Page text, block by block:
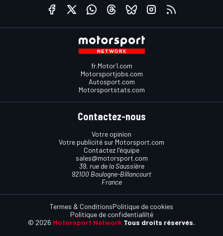
fr.Motor1.com
Motorsportjobs.com
Autosport.com
Motorsportstats.com
Contactez-nous
Votre opinion
Votre publicité sur Motorsport.com
Contactez l'équipe
sales@motorsport.com
39, rue de la Saussière
92100 Boulogne-Billancourt
France
© 2026 Motorsport Network Tous droits réservés.
Termes & ConditionsPolitique de cookies
Politique de confidentialilté